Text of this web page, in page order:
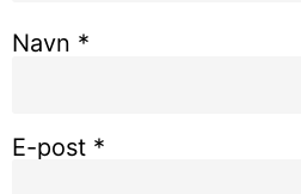
Navn *
E-post *